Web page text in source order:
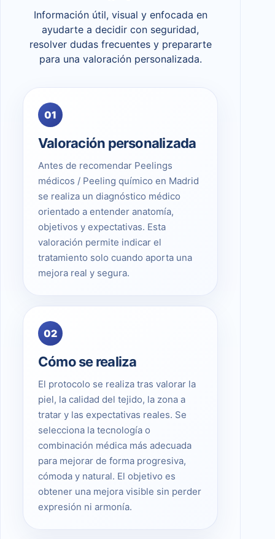
Información útil, visual y enfocada en
ayudarte a decidir con seguridad,
resolver dudas frecuentes y prepararte
para una valoración personalizada.
01
Valoración personalizada
Antes de recomendar Peelings
médicos / Peeling químico en Madrid
se realiza un diagnóstico médico
orientado a entender anatomía,
objetivos y expectativas. Esta
valoración permite indicar el
tratamiento solo cuando aporta una
mejora real y segura.
02
Cómo se realiza
El protocolo se realiza tras valorar la
piel, la calidad del tejido, la zona a
tratar y las expectativas reales. Se
selecciona la tecnología o
combinación médica más adecuada
para mejorar de forma progresiva,
cómoda y natural. El objetivo es
obtener una mejora visible sin perder
expresión ni armonía.